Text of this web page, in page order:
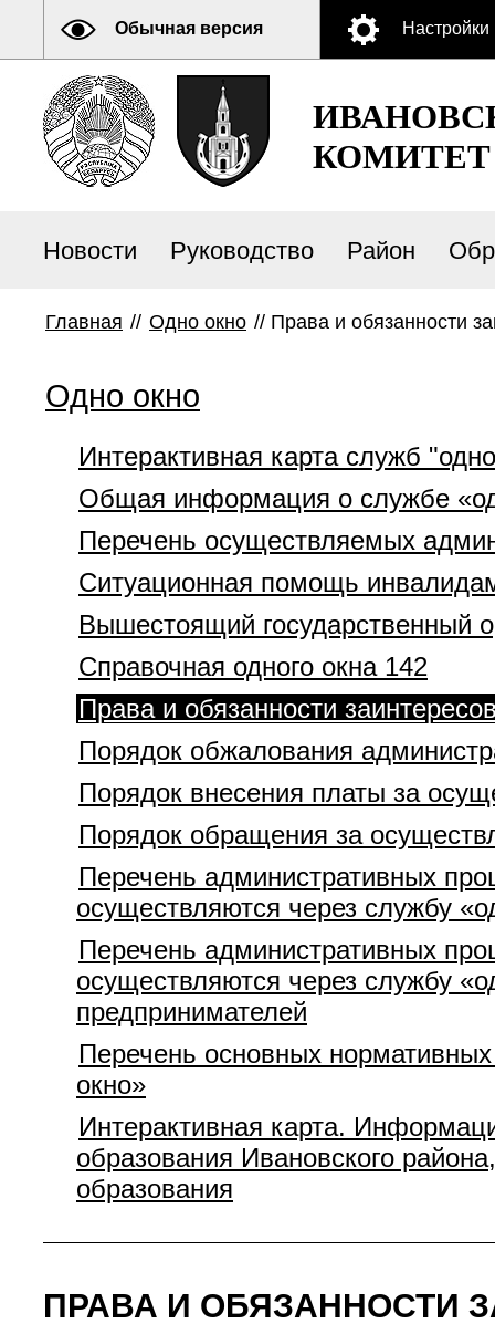
Обычная версия Настройки
КОМИТЕТ
Новости Руководство Район
Главная // Одно окно // Права и обязанности
Одно окно
Интерактивная карта служб
Общая информация о службе
Перечень осуществляемых
Ситуационная помощь
Вышестоящий государственный
Справочная одного окна 142
Права и обязанности
Порядок обжалования
Порядок внесения платы за
Порядок обращения за
Перечень административных
осуществляются через службу
Перечень административных
осуществляются через службу
предпринимателей
Перечень основных
окно»
Интерактивная карта.
образования Ивановского
образования
ПРАВА И ОБЯЗАННОСТИ